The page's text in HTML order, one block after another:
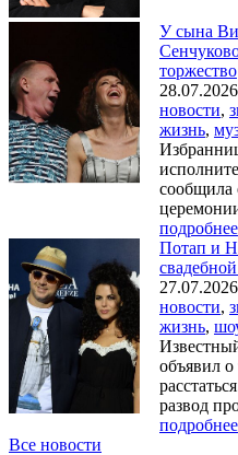
У сына
торжество
28.07.2026
новости,
жизнь,
сообщила
подробнее
Потап и
27.07.2026
новости,
жизнь,
объявил
развод
подробнее
Все новости